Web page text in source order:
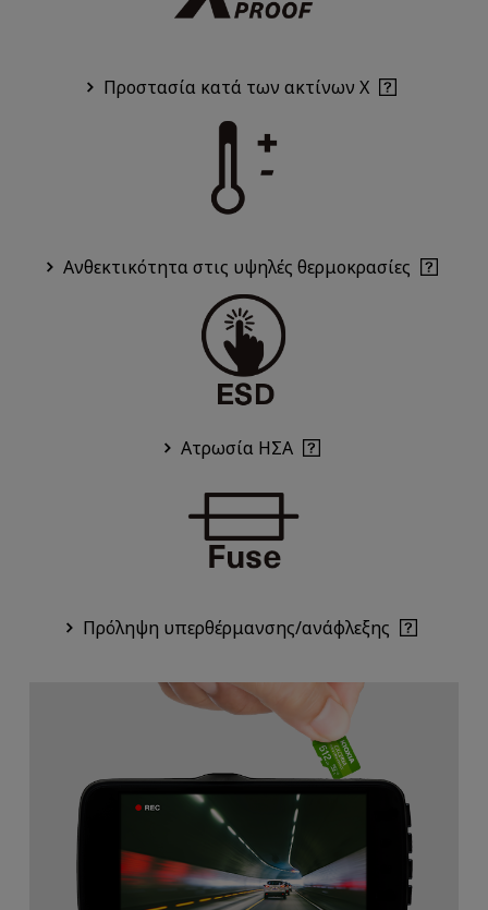
Προστασία κατά των ακτίνων Χ
Ανθεκτικότητα στις υψηλές θερμοκρασίες
Ατρωσία ΗΣΑ
Πρόληψη υπερθέρμανσης/ανάφλεξης